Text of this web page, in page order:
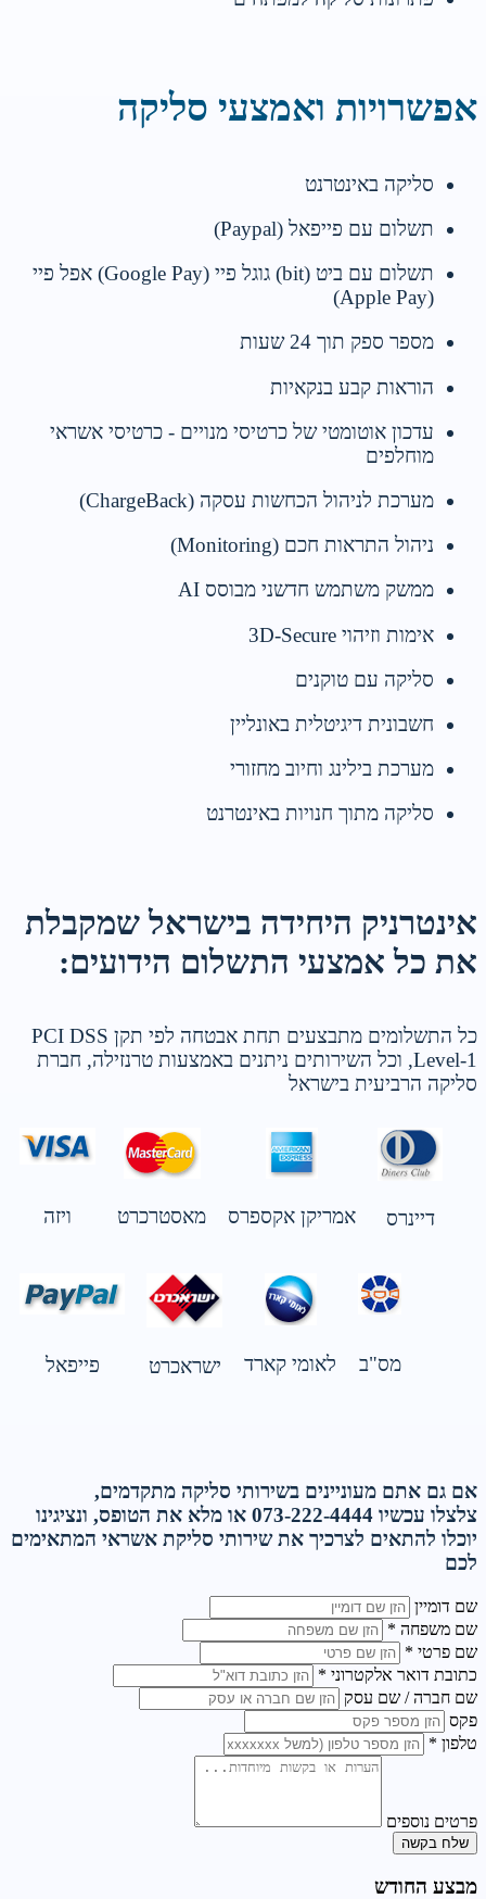
אפשרויות ואמצעי סליקה
סליקה באינטרנט
תשלום עם פייפאל (Paypal)
תשלום עם ביט (bit) גוגל פיי (Google Pay) אפל פיי
(Apple Pay)
מספר ספק תוך 24 שעות
הוראות קבע בנקאיות
עדכון אוטומטי של כרטיסי מנויים - כרטיסי אשראי
מוחלפים
מערכת לניהול הכחשות עסקה (ChargeBack)
ניהול התראות חכם (Monitoring)
ממשק משתמש חדשני מבוסס AI
אימות וזיהוי 3D-Secure
סליקה עם טוקנים
חשבונית דיגיטלית באונליין
מערכת בילינג וחיוב מחזורי
סליקה מתוך חנויות באינטרנט
אינטרניק היחידה בישראל שמקבלת
את כל אמצעי התשלום הידועים:
כל התשלומים מתבצעים תחת אבטחה לפי תקן PCI DSS
Level-1, וכל השירותים ניתנים באמצעות טרנזילה, חברת
סליקה הרביעית בישראל
ויזה מאסטרכרט אמריקן אקספרס דיינרס
פייפאל ישראכרט לאומי קארד מס"ב
אם גם אתם מעוניינים בשירותי סליקה מתקדמים,
צלצלו עכשיו 073-222-4444 או מלא את הטופס, ונציגינו
יוכלו להתאים לצרכיך את שירותי סליקת אשראי המתאימים
לכם
שם דומיין
שם משפחה *
שם פרטי *
כתובת דואר אלקטרוני *
שם חברה / שם עסק
פקס
טלפון *
פרטים נוספים
שלח בקשה
מבצע החודש